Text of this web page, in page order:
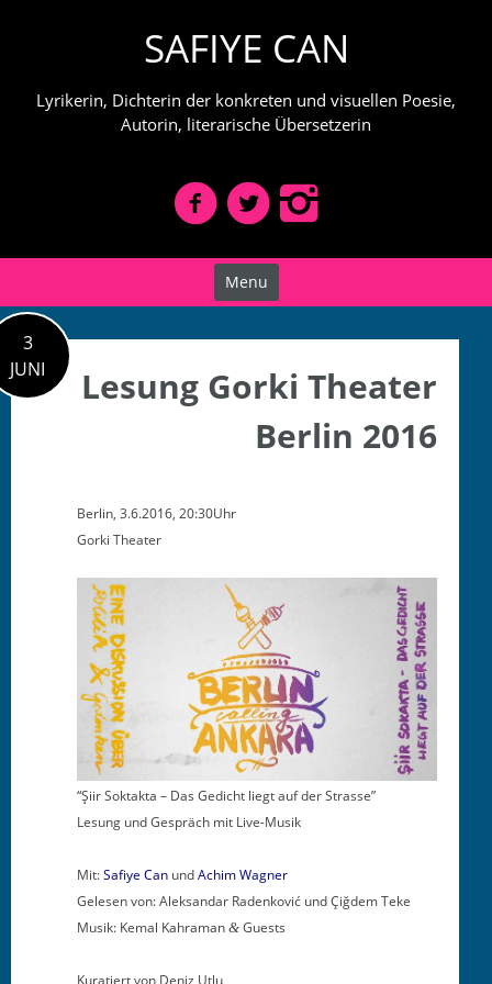
SAFIYE CAN
Lyrikerin, Dichterin der konkreten und visuellen Poesie,
Autorin, literarische Übersetzerin
Menu
3
JUNI
Lesung Gorki Theater
Berlin 2016
Berlin, 3.6.2016, 20:30Uhr
Gor­ki Theater
“Şiir Sok­tak­ta – Das Gedicht liegt auf der Strasse”
Lesung und Gespräch mit Live-Musik
Mit:Safiye Can undAchim Wag­n­er
Gele­sen von: Alek­san­dar Radenković und Çiğ­dem Teke
Musik: Kemal Kahra­man & Guests
Kuratiert von Deniz Utlu